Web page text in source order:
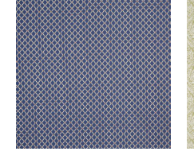
DODAJ
NA
LISTU
ŽELJA